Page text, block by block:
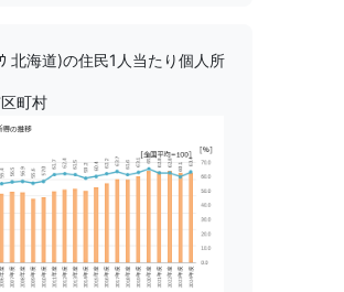
北海道)の住民1人当たり個人所
町村